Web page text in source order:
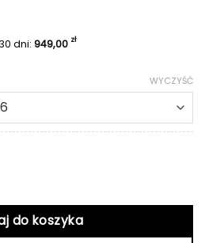
dni: 949,00 zł
WYCZYŚĆ
Alma
do koszyka